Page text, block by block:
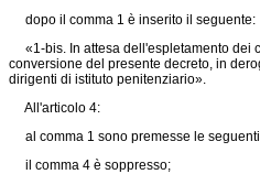
dopo il comma 1 è inserito il seguente:
«1-bis. In attesa dell'espletamento dei
conversione del presente decreto, in
dirigenti di istituto penitenziario».
All'articolo 4:
al comma 1 sono premesse le
il comma 4 è soppresso;